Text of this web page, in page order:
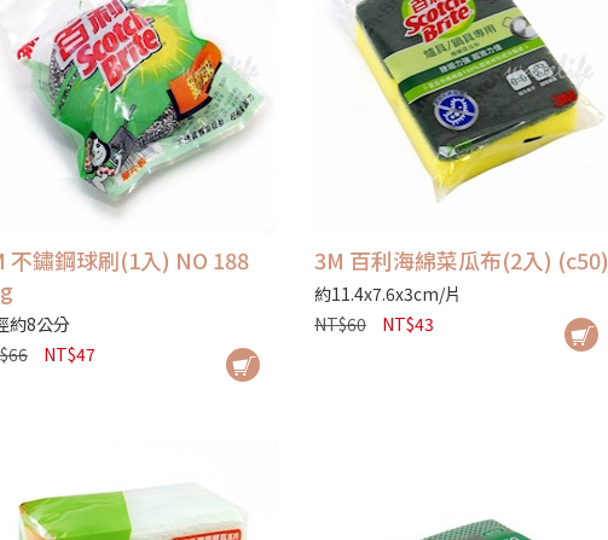
不鏽鋼球刷(1入) NO 188
約8公分
NT$47
3M 百利海綿菜瓜布(2入) (c50)
約11.4x7.6x3cm/片
NT$60
NT$43